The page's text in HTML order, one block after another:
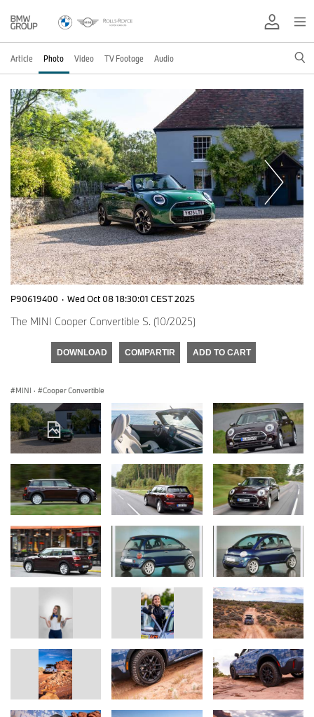
Article Photo Video TV Footage Audio
P90619400 · Wed Oct 08 18:30:01 CEST 2025
The MINI Cooper Convertible S. (10/2025)
DOWNLOAD COMPARTIR ADD TO CART
MINI · Cooper Convertible